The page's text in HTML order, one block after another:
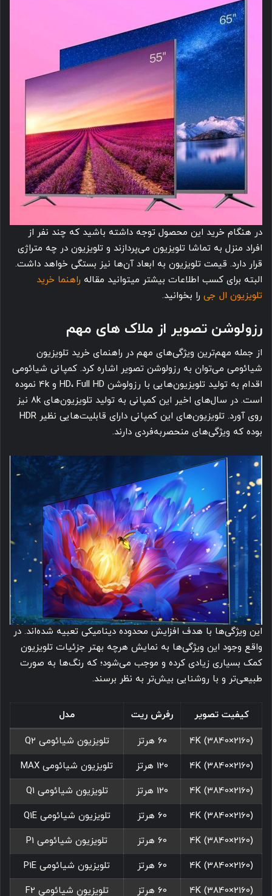
در هنگام خرید این محصول توجه داشته باشید که چند نفر از
افراد منزل به تماشا تلویزیون می‌پردازند و تلویزیون در چه متراژی
قرار دارد. قیمت تلویزیون به ابعاد آن‌ها نیز بستگی خواهد داشت.
البته برای کسب اطلاعات بیشتر میتوانید مقاله راهنما خرید
تلویزیون ال جی را بخوانید.
رزولوشن تصویر از ملاک های مهم
از جمله مهم‌ترین ویژگی‌های مهم در راهنمای خرید تلویزیون
شیائومی می‌توان به رزولوشن تصویر اشاره کرد. کمپانی شیائومی
اقدام به تولید تلویزیون‌هایی با رزولوشن HD، Full HD و 4k نموده
است. در سال‌های اخیر این کمپانی به تولید تلویزیون‌های 8k نیز
روی آورد. تلویزیون‌های این کمپانی دارای قابلیت‌هایی نظیر HDR
بوده که ویژگی‌های منحصربه‌فردی دارند.
این ویژگی‌ها با هدف افزایش محدوده دینامیکی تعبیه شده‌اند. در
واقع وجود این ویژگی‌ها به نمایش هرچه بهتر جزئیات تلویزیون
کمک بسیاری زیادی کرده و موجب می‌شود؛ که رنگ‌ها به صورت
طبیعی‌تر و با روشنایی بیش‌تر به نظر برسند.
کیفیت تصویر رفرش ریت مدل
4K (3840×2160) 60 هرتز
تلویزیون شیائومی Q2
4K (3840×2160)
120 هرتز
تلویزیون شیائومی MAX
4K (3840×2160)
120 هرتز
تلویزیون شیائومی Q1
4K (3840×2160)
60 هرتز
تلویزیون شیائومی Q1E
4K (3840×2160)
60 هرتز
تلویزیون شیائومی P1
4K (3840×2160)
60 هرتز
تلویزیون شیائومی P1E
4K (3840×2160)
60 هرتز تلویزیون شیائومی F2